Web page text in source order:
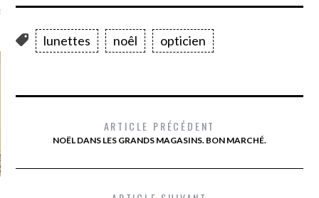
je ne parle presque que
lunettes noêl opticien
ARTICLE PRÉCÉDENT
NOËL DANS LES GRANDS MAGASINS. BON MARCHÉ.